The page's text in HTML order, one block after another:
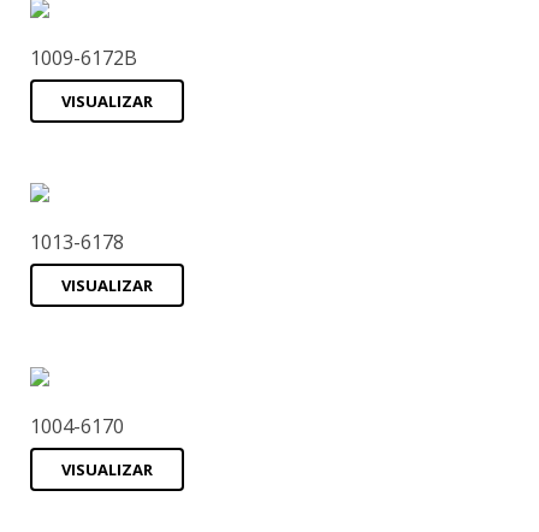
1009-6172B
VISUALIZAR
1013-6178
VISUALIZAR
1004-6170
VISUALIZAR